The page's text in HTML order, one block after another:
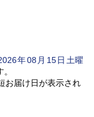
年08 月 15日土曜
お届け日が表示され